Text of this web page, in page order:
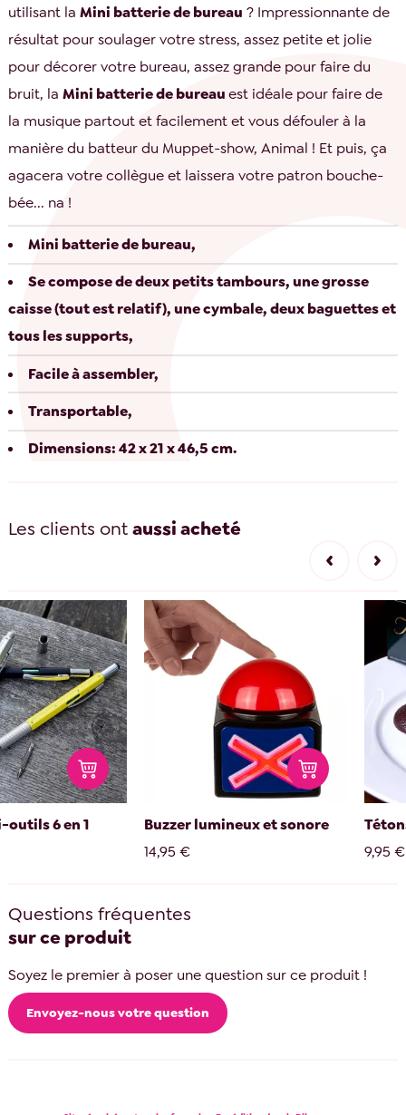
utilisant laMini batterie de bureau ? Impressionnante de
résultat pour soulager votre stress, assez petite et jolie
pour décorer votre bureau, assez grande pour faire du
bruit, laMini batterie de bureauest idéale pour faire de
la musique partout et facilement et vous défouler à la
manière du batteur du Muppet-show, Animal ! Et puis, ça
agacera votre collègue et laissera votre patron bouche-
bée... na !
Mini batterie de bureau,
Se compose de deux petits tambours, une grosse
caisse (tout est relatif), une cymbale, deux baguettes et
tous les supports,
Facile à assembler,
Transportable,
Dimensions: 42 x 21 x 46,5 cm.
Les clients ontaussi acheté
6 en 1
Buzzer lumineux et sonore
14,95 €
9,95 €
Questions fréquentes
sur ce produit
Soyez le premier à poser une question sur ce produit !
Envoyez-nous votre question